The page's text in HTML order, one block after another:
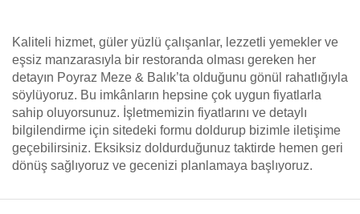
Kaliteli hizmet, güler yüzlü çalışanlar, lezzetli yemekler ve
eşsiz manzarasıyla bir restoranda olması gereken her
detayın Poyraz Meze & Balık’ta olduğunu gönül rahatlığıyla
söylüyoruz. Bu imkânların hepsine çok uygun fiyatlarla
sahip oluyorsunuz. İşletmemizin fiyatlarını ve detaylı
bilgilendirme için sitedeki formu doldurup bizimle iletişime
geçebilirsiniz. Eksiksiz doldurduğunuz taktirde hemen geri
dönüş sağlıyoruz ve gecenizi planlamaya başlıyoruz.